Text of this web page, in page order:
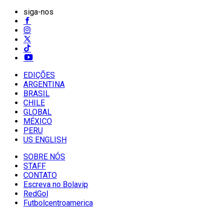
siga-nos
EDIÇÕES
ARGENTINA
BRASIL
CHILE
GLOBAL
MÉXICO
PERU
US ENGLISH
SOBRE NÓS
STAFF
CONTATO
Escreva no Bolavip
RedGol
Futbolcentroamerica